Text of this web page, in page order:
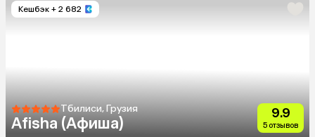
Кешбэк + 2 682
Тбилиси, Грузия
Afisha (Афиша)
9.9
5 отзывов